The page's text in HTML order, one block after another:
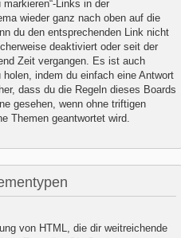
Links in der
wieder ganz nach oben auf die
du den entsprechenden Link nicht
deaktiviert oder seit der
Zeit vergangen. Es ist auch
indem du einfach eine Antwort
dass du die Regeln dieses Boards
gesehen, wenn ohne triftigen
Themen geantwortet wird.
von HTML, die dir weitreichende